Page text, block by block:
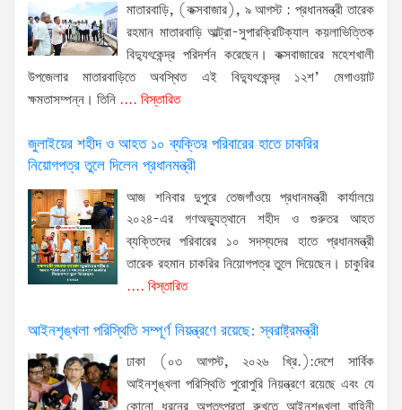
মাতারবাড়ি, (কক্সবাজার), ৯ আগস্ট : প্রধানমন্ত্রী তারেক
রহমান মাতারবাড়ি আল্ট্রা-সুপারক্রিটিক্যাল কয়লাভিত্তিক
বিদ্যুৎকেন্দ্র পরিদর্শন করেছেন। কক্সবাজারের মহেশখালী
উপজেলার মাতারবাড়িতে অবস্থিত এই বিদ্যুৎকেন্দ্র ১২শ’ মেগাওয়াট
ক্ষমতাসম্পন্ন। তিনি .... বিস্তারিত
জুলাইয়ের শহীদ ও আহত ১০ ব্যক্তির পরিবারের হাতে চাকরির
নিয়োগপত্র তুলে দিলেন প্রধানমন্ত্রী
আজ শনিবার দুপুরে তেজগাঁওয়ে প্রধানমন্ত্রী কার্যালয়ে
২০২৪-এর গণঅভ্যুত্থানে শহীদ ও গুরুতর আহত
ব্যক্তিদের পরিবারের ১০ সদস্যদের হাতে প্রধানমন্ত্রী
তারেক রহমান চাকরির নিয়োগপত্র তুলে দিয়েছেন। চাকুরির
.... বিস্তারিত
আইনশৃঙ্খলা পরিস্থিতি সম্পূর্ণ নিয়ন্ত্রণে রয়েছে: স্বরাষ্ট্রমন্ত্রী
ঢাকা (০৩ আগস্ট, ২০২৬ খ্রি.):দেশে সার্বিক
আইনশৃঙ্খলা পরিস্থিতি পুরোপুরি নিয়ন্ত্রণে রয়েছে এবং যে